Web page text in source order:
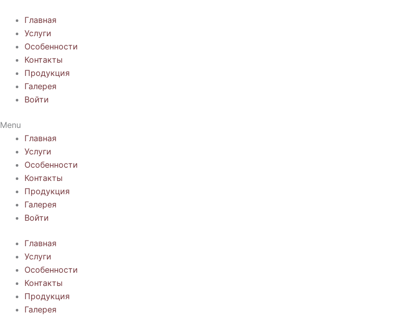
содержимому
Главная
Услуги
Особенности
Контакты
Продукция
Галерея
Войти
Menu
Главная
Услуги
Особенности
Контакты
Продукция
Галерея
Войти
Главная
Услуги
Особенности
Контакты
Продукция
Галерея